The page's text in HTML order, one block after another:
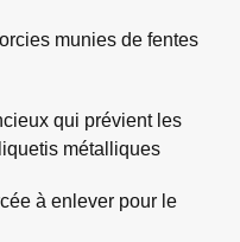
munies de fentes
qui prévient les
métalliques
à enlever pour le